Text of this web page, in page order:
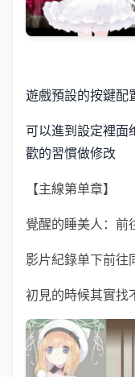
遊戲預設的按鍵配
可以進到設定裡面
歡的習慣做修改
【主線第单章】
覺醒的睡美人：前
影片紀錄单下前往
初見的時候其實找